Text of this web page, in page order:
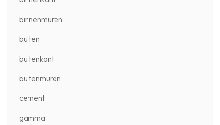
binnenmuren
buiten
buitenkant
buitenmuren
cement
gamma